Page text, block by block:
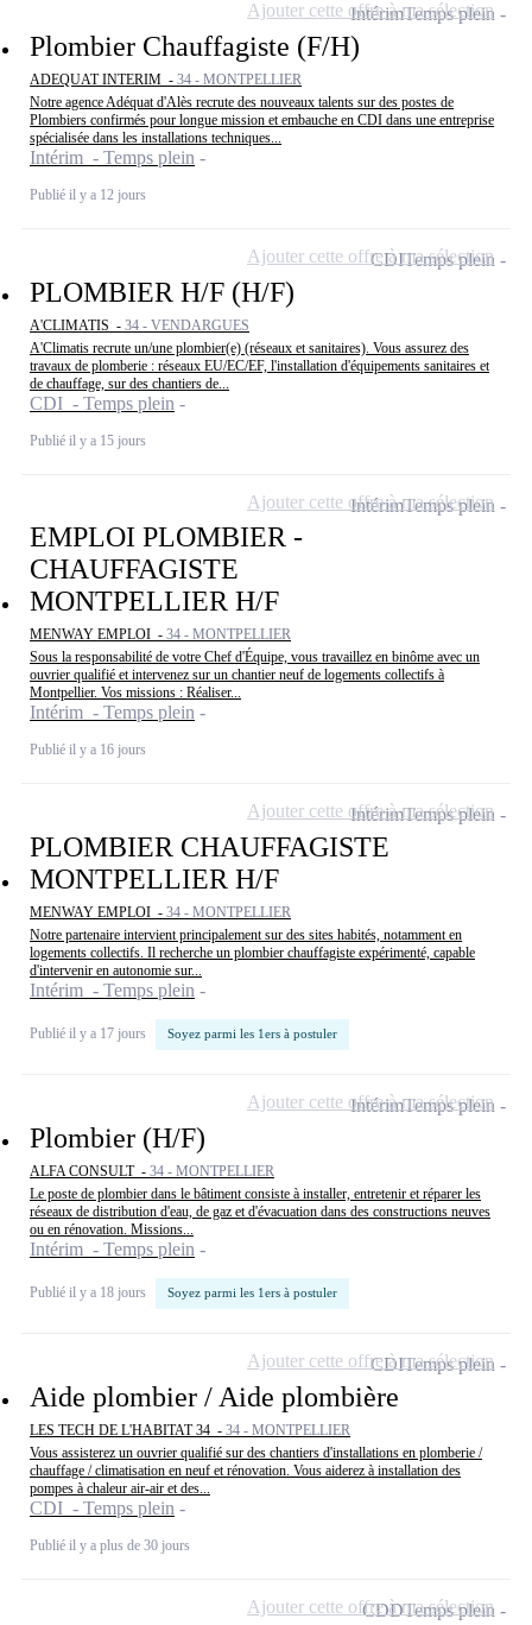
Plombier Chauffagiste (F/H)
ADEQUAT INTERIM - 34 - MONTPELLIER
Notre agence Adéquat d'Alès recrute des nouveaux talents sur des postes de
Plombiers confirmés pour longue mission et embauche en CDI dans une entreprise
spécialisée dans les installations techniques...
Intérim - Temps plein
Publié il y a 12 jours
IntérimTemps plein
Ajouter cette offre à ma sélection
PLOMBIER H/F (H/F)
A'CLIMATIS - 34 - VENDARGUES
A'Climatis recrute un/une plombier(e) (réseaux et sanitaires). Vous assurez des
travaux de plomberie : réseaux EU/EC/EF, l'installation d'équipements sanitaires et
de chauffage, sur des chantiers de...
CDI - Temps plein
Publié il y a 15 jours
CDITemps plein
Ajouter cette offre à ma sélection
EMPLOI PLOMBIER -
CHAUFFAGISTE
MONTPELLIER H/F
MENWAY EMPLOI - 34 - MONTPELLIER
Sous la responsabilité de votre Chef d'Équipe, vous travaillez en binôme avec un
ouvrier qualifié et intervenez sur un chantier neuf de logements collectifs à
Montpellier. Vos missions : Réaliser...
Intérim - Temps plein
Publié il y a 16 jours
IntérimTemps plein
Ajouter cette offre à ma sélection
PLOMBIER CHAUFFAGISTE
MONTPELLIER H/F
MENWAY EMPLOI - 34 - MONTPELLIER
Notre partenaire intervient principalement sur des sites habités, notamment en
logements collectifs. Il recherche un plombier chauffagiste expérimenté, capable
d'intervenir en autonomie sur...
Intérim - Temps plein
Publié il y a 17 jours Soyez parmi les 1ers à postuler
IntérimTemps plein
Ajouter cette offre à ma sélection
Plombier (H/F)
ALFA CONSULT - 34 - MONTPELLIER
Le poste de plombier dans le bâtiment consiste à installer, entretenir et réparer les
réseaux de distribution d'eau, de gaz et d'évacuation dans des constructions neuves
ou en rénovation. Missions...
Intérim - Temps plein
Publié il y a 18 jours Soyez parmi les 1ers à postuler
IntérimTemps plein
Ajouter cette offre à ma sélection
Aide plombier / Aide plombière
LES TECH DE L'HABITAT 34 - 34 - MONTPELLIER
Vous assisterez un ouvrier qualifié sur des chantiers d'installations en plomberie /
chauffage / climatisation en neuf et rénovation. Vous aiderez à installation des
pompes à chaleur air-air et des...
CDI - Temps plein
Publié il y a plus de 30 jours
CDITemps plein
Ajouter cette offre à ma sélection
CDDTemps plein
Ajouter cette offre à ma sélection